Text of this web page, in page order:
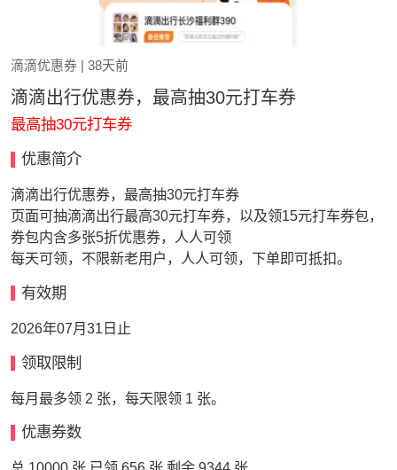
滴滴优惠券 | 38天前
滴滴出行优惠券，最高抽30元打车券
最高抽30元打车券
优惠简介
滴滴出行优惠券，最高抽30元打车券
页面可抽滴滴出行最高30元打车券，以及领15元打车券包，
券包内含多张5折优惠券，人人可领
每天可领，不限新老用户，人人可领，下单即可抵扣。
有效期
2026年07月31日止
领取限制
每月最多领 2 张，每天限领 1 张。
优惠券数